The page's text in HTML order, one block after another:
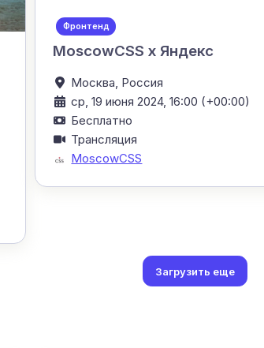
Фронтенд
MoscowCSS x Яндекс
Москва, Россия
ср, 19 июня 2024, 16:00 (+00:00)
Бесплатно
Трансляция
MoscowCSS
Загрузить еще